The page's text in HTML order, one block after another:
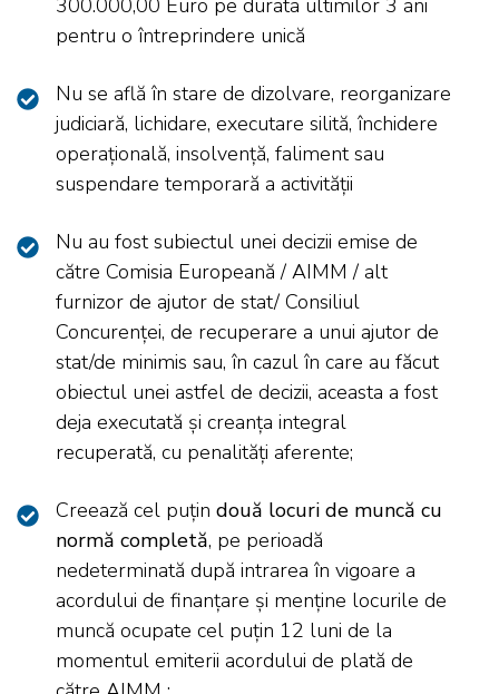
300.000,00 Euro pe durata ultimilor 3 ani
pentru o întreprindere unică
Nu se află în stare de dizolvare, reorganizare
judiciară, lichidare, executare silită, închidere
operațională, insolvență, faliment sau
suspendare temporară a activității
Nu au fost subiectul unei decizii emise de
către Comisia Europeană / AIMM / alt
furnizor de ajutor de stat/ Consiliul
Concurenței, de recuperare a unui ajutor de
stat/de minimis sau, în cazul în care au făcut
obiectul unei astfel de decizii, aceasta a fost
deja executată și creanța integral
recuperată, cu penalități aferente;
Creează cel puțin două locuri de muncă cu
normă completă, pe perioadă
nedeterminată după intrarea în vigoare a
acordului de finanțare și menține locurile de
muncă ocupate cel puțin 12 luni de la
momentul emiterii acordului de plată de